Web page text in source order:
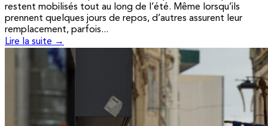
restent mobilisés tout au long de l’été. Même lorsqu’ils
prennent quelques jours de repos, d’autres assurent leur
remplacement, parfois...
Lire la suite →